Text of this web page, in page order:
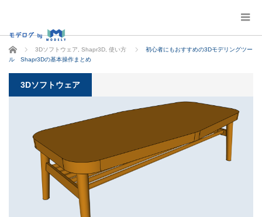
ホーム 3Dソフトウェア Shapr3D 使い方
初心者にもおすすめの3Dモデリングツー
ル Shapr3Dの基本操作まとめ
3Dソフトウェア